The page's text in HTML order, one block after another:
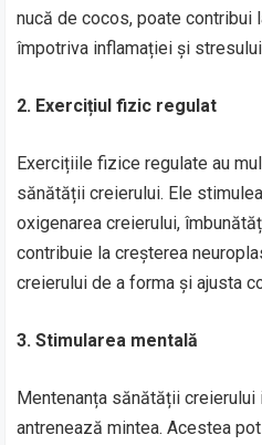
nucă de cocos, poate contribui
împotriva inflamației și
2. Exercițiul fizic regulat
Exercițiile fizice regulate au
sănătății creierului. Ele
oxigenarea creierului,
contribuie la creșterea
creierului de a forma și ajusta
3. Stimularea mentală
Mentenanța sănătății
antrenează mintea. Acestea